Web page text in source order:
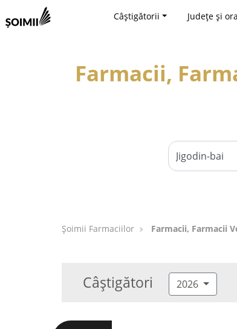
Câștigătorii Județe și
Farmacii,
Şoimii Farmaciilor Farmacii, Farmacii
Câștigători 2026